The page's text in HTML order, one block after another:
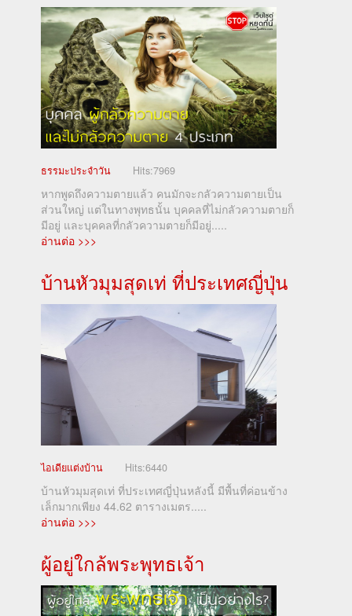
ธรรมะประจำวัน Hits:7969
หากพูดถึงความตายแล้ว คนมักจะกลัวความตายเป็น
ส่วนใหญ่ แต่ในทางพุทธนั้น บุคคลที่ไม่กลัวความตายก็
มีอยู่ และบุคคลที่กลัวความตายก็มีอยู่.....
อ่านต่อ >>>
บ้านหัวมุมสุดเท่ ที่ประเทศญี่ปุ่น
ไอเดียแต่งบ้าน Hits:6440
บ้านหัวมุมสุดเท่ ที่ประเทศญี่ปุ่นหลังนี้ มีพื้นที่ค่อนข้าง
เล็กมากเพียง 44.62 ตารางเมตร.....
อ่านต่อ >>>
ผู้อยู่ใกล้พระพุทธเจ้า